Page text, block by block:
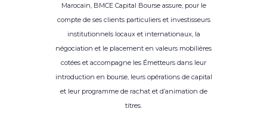
Marocain, BMCE Capital Bourse assure, pour le
compte de ses clients particuliers et investisseurs
institutionnels locaux et internationaux, la
négociation et le placement en valeurs mobilières
cotées et accompagne les Émetteurs dans leur
introduction en bourse, leurs opérations de capital
et leur programme de rachat et d’animation de
titres.